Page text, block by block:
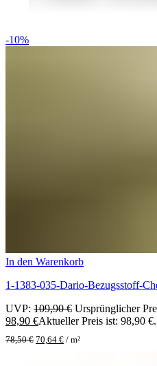
-10%
In den Warenkorb
1-1383-035-Dario-Bezugsstoff-
UVP: 109,90€ Ursprünglicher
98,90 €Aktueller Preis ist: 98,90 €.
78,50€ 70,64 € / m²